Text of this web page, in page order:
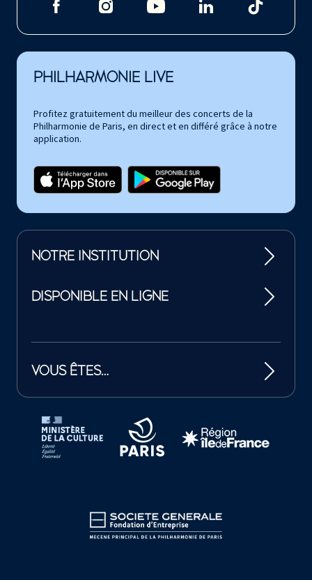
PHILHARMONIE LIVE
Profitez gratuitement du meilleur des concerts de la
Philharmonie de Paris, en direct et en différé grâce à notre
application.
NOTRE INSTITUTION
DISPONIBLE EN LIGNE
VOUS ÊTES…
Tutelles et mécènes de la Philharmonie de Paris